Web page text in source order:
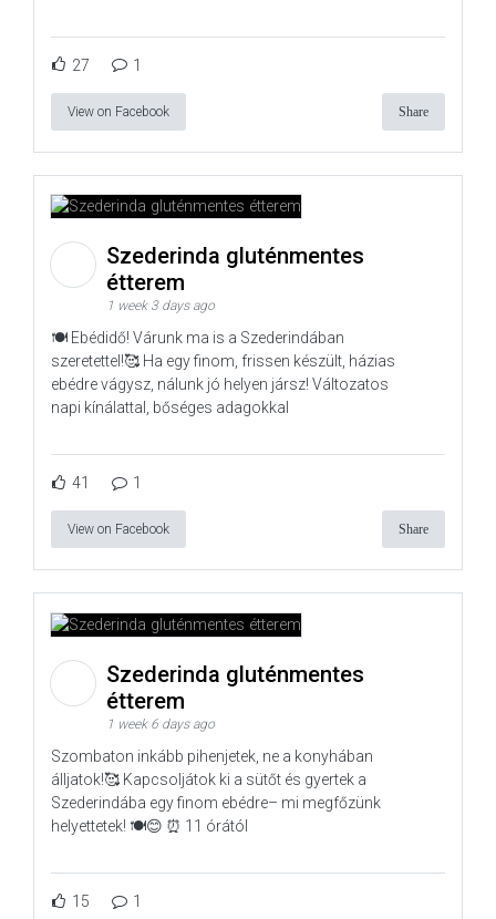
27 1
View on Facebook Share
Szederinda gluténmentes
étterem
1 week 3 days ago
🍽️ Ebédidő! Várunk ma is a Szederindában
szeretettel!🥰 Ha egy finom, frissen készült, házias
ebédre vágysz, nálunk jó helyen jársz! Változatos
napi kínálattal, bőséges adagokkal
41 1
View on Facebook Share
Szederinda gluténmentes
étterem
1 week 6 days ago
Szombaton inkább pihenjetek, ne a konyhában
álljatok!🥰 Kapcsoljátok ki a sütőt és gyertek a
Szederindába egy finom ebédre– mi megfőzünk
helyettetek! 🍽️😊 ⏰ 11 órától
15 1